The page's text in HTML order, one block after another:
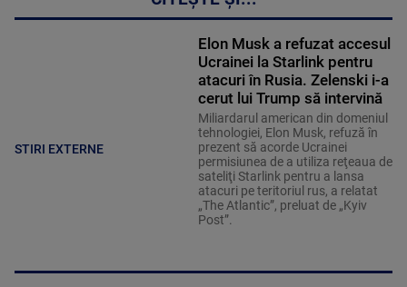
STIRI EXTERNE
Elon Musk a refuzat accesul
Ucrainei la Starlink pentru
atacuri în Rusia. Zelenski i-a
cerut lui Trump să intervină
Miliardarul american din domeniul
tehnologiei, Elon Musk, refuză în
prezent să acorde Ucrainei
permisiunea de a utiliza reţeaua de
sateliţi Starlink pentru a lansa
atacuri pe teritoriul rus, a relatat
„The Atlantic”, preluat de „Kyiv
Post”.